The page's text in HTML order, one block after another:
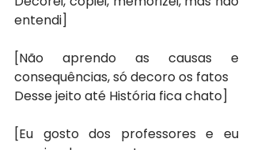
entendi]
[Não aprendo as causas e
consequências, só decoro os fatos
Desse jeito até História fica chato]
[Eu gosto dos professores e eu